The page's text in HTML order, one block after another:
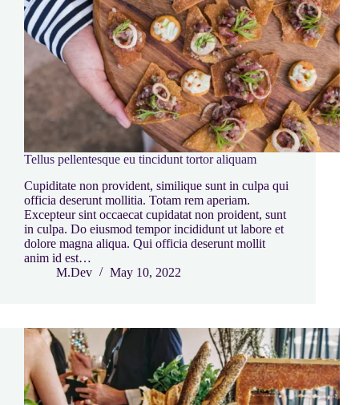
Tellus pellentesque eu tincidunt tortor aliquam
Cupiditate non provident, similique sunt in culpa qui
officia deserunt mollitia. Totam rem aperiam.
Excepteur sint occaecat cupidatat non proident, sunt
in culpa. Do eiusmod tempor incididunt ut labore et
dolore magna aliqua. Qui officia deserunt mollit
anim id est…
M.Dev
May 10, 2022